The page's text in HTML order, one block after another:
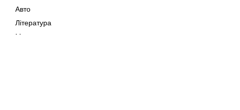
Авто
Література
Музика